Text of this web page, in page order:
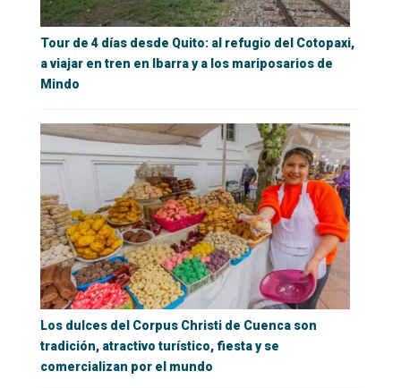
Tour de 4 días desde Quito: al refugio del Cotopaxi,
a viajar en tren en Ibarra y a los mariposarios de
Mindo
Los dulces del Corpus Christi de Cuenca son
tradición, atractivo turístico, fiesta y se
comercializan por el mundo